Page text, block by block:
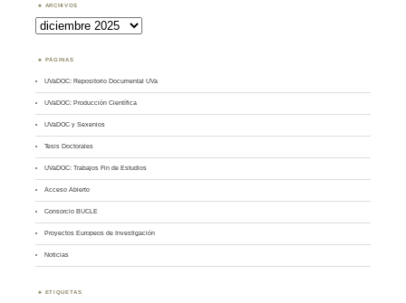
ARCHIVOS
Archivos
PÁGINAS
UVaDOC: Repositorio Documental UVa
UVaDOC: Producción Científica
UVaDOC y Sexenios
Tesis Doctorales
UVaDOC: Trabajos Fin de Estudios
Acceso Abierto
Consorcio BUCLE
Proyectos Europeos de Investigación
Noticias
ETIQUETAS